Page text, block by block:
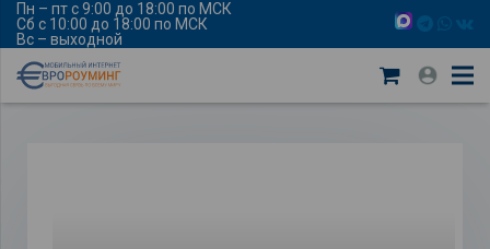
Пн – пт с 9:00 до 18:00 по МСК
Сб с 10:00 до 18:00 по МСК
Вс – выходной